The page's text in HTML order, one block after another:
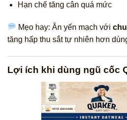
Hạn chế tăng cân quá mức
Mẹo hay: Ăn yến mạch với
tăng hấp thu sắt tự nhiên hơn
Lợi ích khi dùng ngũ cốc